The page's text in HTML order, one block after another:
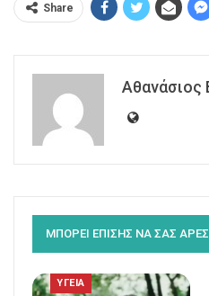
Share
Αθανάσιος
ΜΠΟΡΕΙ ΕΠΙΣΗΣ ΝΑ ΣΑΣ
ΥΓΕΙΑ